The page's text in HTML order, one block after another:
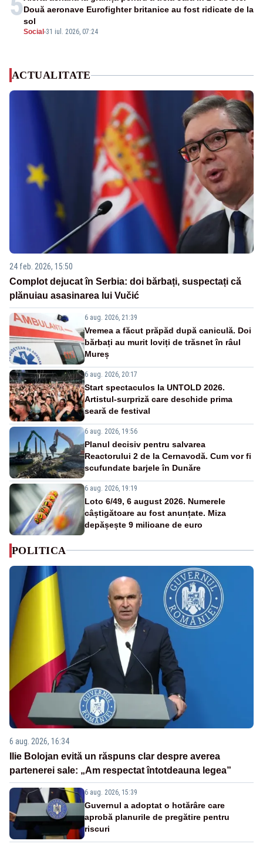
Social -31 iul. 2026, 07:24
Două aeronave Eurofighter britanice au fost ridicate de la
sol
ACTUALITATE
24 feb. 2026, 15:50
Complot dejucat în Serbia: doi bărbați, suspectați că
plănuiau asasinarea lui Vučić
6 aug. 2026, 21:39
Vremea a făcut prăpăd după caniculă. Doi
bărbați au murit loviți de trăsnet în râul
Mureș
6 aug. 2026, 20:17
Start spectaculos la UNTOLD 2026.
Artistul-surpriză care deschide prima
seară de festival
6 aug. 2026, 19:56
Planul decisiv pentru salvarea
Reactorului 2 de la Cernavodă. Cum vor fi
scufundate barjele în Dunăre
6 aug. 2026, 19:19
Loto 6/49, 6 august 2026. Numerele
câștigătoare au fost anunțate. Miza
depășește 9 milioane de euro
POLITICA
6 aug. 2026, 16:34
Ilie Bolojan evită un răspuns clar despre averea
partenerei sale: „Am respectat întotdeauna legea”
6 aug. 2026, 15:39
Guvernul a adoptat o hotărâre care
aprobă planurile de pregătire pentru
riscuri